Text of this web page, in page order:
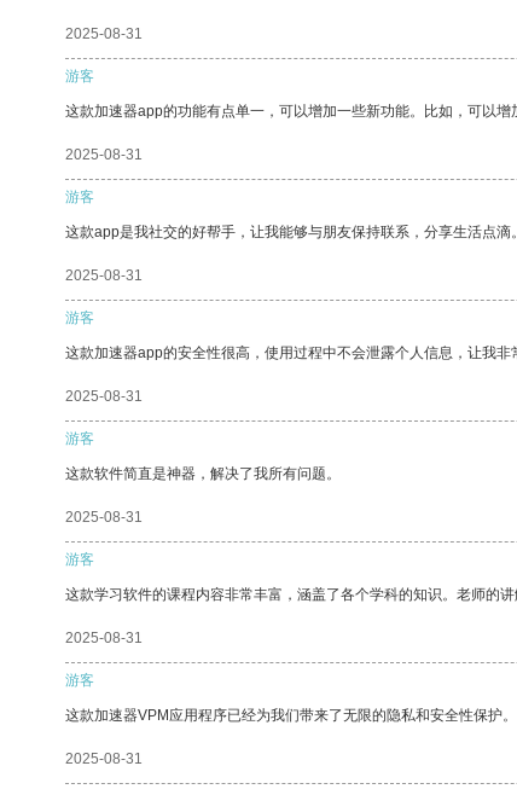
2025-08-31
游客
这款加速器app的功能有点单一，可以增加一些新功能。比如，可以
2025-08-31
游客
这款app是我社交的好帮手，让我能够与朋友保持联系，分享生活点滴。
2025-08-31
游客
这款加速器app的安全性很高，使用过程中不会泄露个人信息，让我非
2025-08-31
游客
这款软件简直是神器，解决了我所有问题。
2025-08-31
游客
这款学习软件的课程内容非常丰富，涵盖了各个学科的知识。老师的
2025-08-31
游客
这款加速器VPM应用程序已经为我们带来了无限的隐私和安全性保护。
2025-08-31